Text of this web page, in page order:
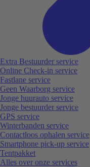
Extra Bestuurder service
Online Check-in service
Fastlane service
Geen Waarborg service
Jonge huurauto service
Jonge bestuurder service
GPS service
Winterbanden service
Contactloos ophalen service
Smartphone pick-up service
Tentpakket
Alles over onze services